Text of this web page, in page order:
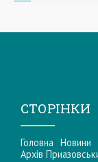
СТОРІНКИ
Головна Новини
Архів